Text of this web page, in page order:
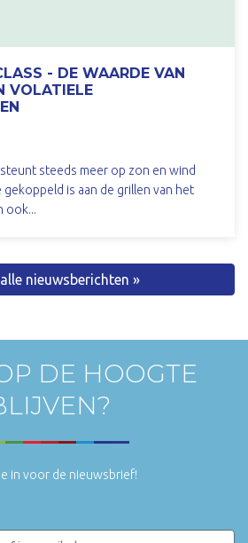
- DE WAARDE VAN
VOLATIELE
steeds meer op zon en wind
is aan de grillen van het
ook...
nieuwsberichten »
DE HOOGTE
in voor de nieuwsbrief!